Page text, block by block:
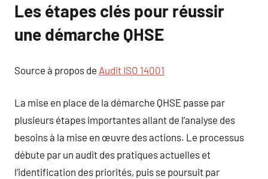
Les étapes clés pour réussir
une démarche QHSE
Source à propos de Audit ISO 14001
La mise en place de la démarche QHSE passe par
plusieurs étapes importantes allant de l’analyse des
besoins à la mise en œuvre des actions. Le processus
débute par un audit des pratiques actuelles et
l’identification des priorités, puis se poursuit par